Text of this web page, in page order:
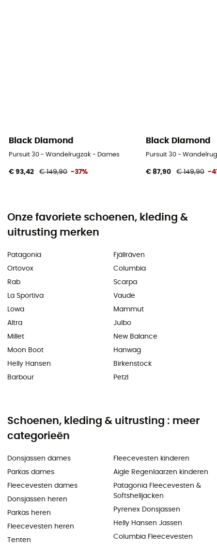
Black Diamond
Pursuit 30 - Wandelrugzak - Dames
€ 93,42 € 149,90 -37%
Black Diamond
Pursuit 30 -
€ 87,90 € 149,90 -
Onze favoriete schoenen, kleding &
uitrusting merken
Patagonia
Ortovox
Rab
La Sportiva
Lowa
Altra
Millet
Moon Boot
Helly Hansen
Barbour
Fjällräven
Columbia
Scarpa
Vaude
Mammut
Julbo
New Balance
Hanwag
Birkenstock
Petzl
Schoenen, kleding & uitrusting : meer
categorieën
Donsjassen dames
Parkas dames
Fleecevesten dames
Donsjassen heren
Parkas heren
Fleecevesten heren
Tenten
Fleecevesten kinderen
Aigle Regenlaarzen kinderen
Patagonia Fleecevesten &
Softshelljacken
Pyrenex Donsjassen
Helly Hansen Jassen
Columbia Fleecevesten